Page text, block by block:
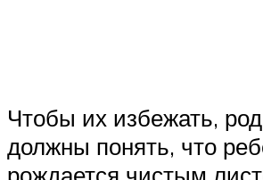
Чтобы их избежать,
должны понять, что